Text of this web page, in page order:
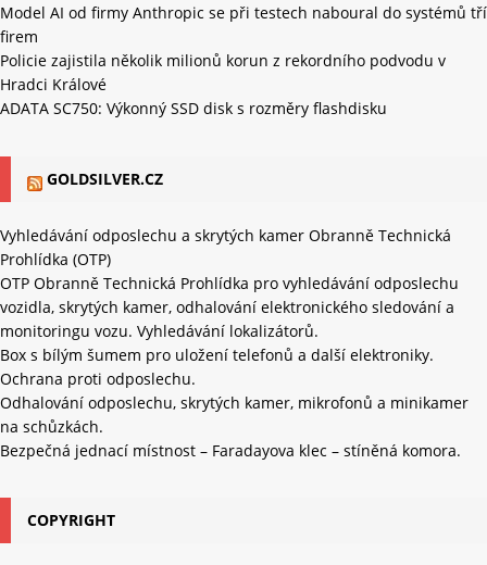
Model AI od firmy Anthropic se při testech naboural do systémů tří
firem
Policie zajistila několik milionů korun z rekordního podvodu v
Hradci Králové
ADATA SC750: Výkonný SSD disk s rozměry flashdisku
GOLDSILVER.CZ
Vyhledávání odposlechu a skrytých kamer Obranně Technická
Prohlídka (OTP)
OTP Obranně Technická Prohlídka pro vyhledávání odposlechu
vozidla, skrytých kamer, odhalování elektronického sledování a
monitoringu vozu. Vyhledávání lokalizátorů.
Box s bílým šumem pro uložení telefonů a další elektroniky.
Ochrana proti odposlechu.
Odhalování odposlechu, skrytých kamer, mikrofonů a minikamer
na schůzkách.
Bezpečná jednací místnost – Faradayova klec – stíněná komora.
COPYRIGHT